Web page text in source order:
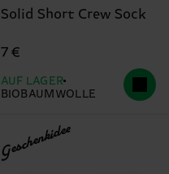
Solid Short Crew Sock
7 €
AUF LAGER
BIOBAUMWOLLE
Geschenkidee